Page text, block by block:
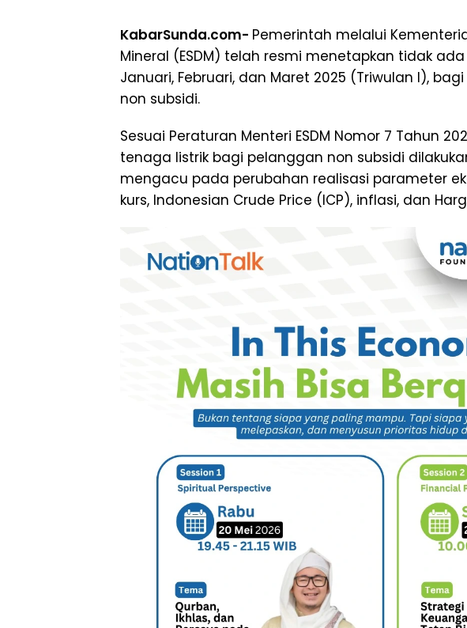
KabarSunda.com- Pemerintah melalui
Mineral (ESDM) telah resmi menetapkan tidak
Januari, Februari, dan Maret 2025 (Triwulan I),
non subsidi.
Sesuai Peraturan Menteri ESDM Nomor 7 Tahun
tenaga listrik bagi pelanggan non subsidi
mengacu pada perubahan realisasi parameter
kurs, Indonesian Crude Price (ICP), inflasi, dan